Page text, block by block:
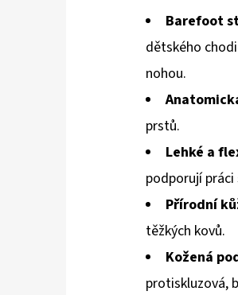
Barefoot
dětského
nohou.
prstů.
Lehké a
podporují práci
Přírodní
těžkých kovů.
Kožená
protiskluzová,